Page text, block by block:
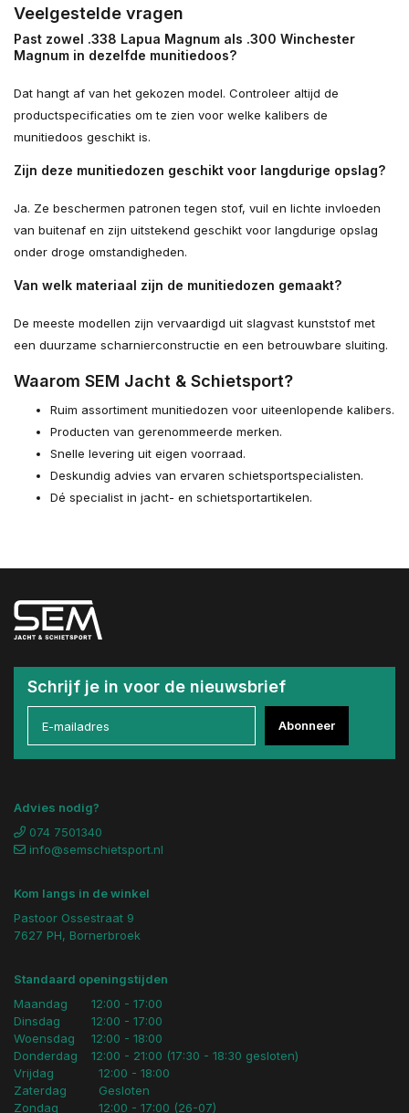
Veelgestelde vragen
Past zowel .338 Lapua Magnum als .300 Winchester
Magnum in dezelfde munitiedoos?
Dat hangt af van het gekozen model. Controleer altijd de
productspecificaties om te zien voor welke kalibers de
munitiedoos geschikt is.
Zijn deze munitiedozen geschikt voor langdurige opslag?
Ja. Ze beschermen patronen tegen stof, vuil en lichte invloeden
van buitenaf en zijn uitstekend geschikt voor langdurige opslag
onder droge omstandigheden.
Van welk materiaal zijn de munitiedozen gemaakt?
De meeste modellen zijn vervaardigd uit slagvast kunststof met
een duurzame scharnierconstructie en een betrouwbare sluiting.
Waarom SEM Jacht & Schietsport?
Ruim assortiment munitiedozen voor uiteenlopende kalibers.
Producten van gerenommeerde merken.
Snelle levering uit eigen voorraad.
Deskundig advies van ervaren schietsportspecialisten.
Dé specialist in jacht- en schietsportartikelen.
Schrijf je in voor de nieuwsbrief
Abonneer
Advies nodig?
074 7501340
info@semschietsport.nl
Kom langs in de winkel
Pastoor Ossestraat 9
7627 PH, Bornerbroek
Standaard openingstijden
Maandag
Dinsdag
Woensdag
Donderdag
12:00 - 17:00
12:00 - 17:00
12:00 - 18:00
12:00 - 21:00 (17:30 - 18:30 gesloten)
Vrijdag
Zaterdag
Zondag
12:00 - 18:00
Gesloten
12:00 - 17:00 (26-07)